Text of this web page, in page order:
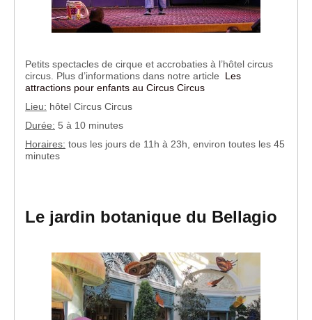
Petits spectacles de cirque et accrobaties à l’hôtel circus
circus. Plus d’informations dans notre article Les
attractions pour enfants au Circus Circus
Lieu: hôtel Circus Circus
Durée: 5 à 10 minutes
Horaires: tous les jours de 11h à 23h, environ toutes les 45
minutes
Le jardin botanique du Bellagio